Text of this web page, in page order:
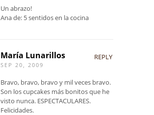
Un abrazo!
Ana de: 5 sentidos en la cocina
María Lunarillos
SEP 20, 2009
REPLY
Bravo, bravo, bravo y mil veces bravo.
Son los cupcakes más bonitos que he
visto nunca. ESPECTACULARES.
Felicidades.